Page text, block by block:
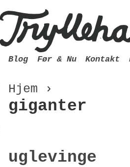
Hjem ›
giganter
uglevinge
Blog Før & Nu Kontakt